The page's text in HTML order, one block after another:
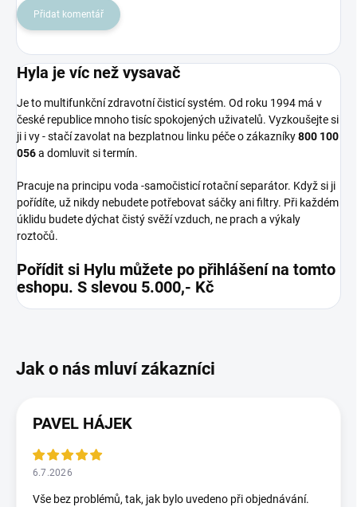
Přidat komentář
Hyla je víc než vysavač
Je to multifunkční zdravotní čisticí systém. Od roku 1994 má v
české republice mnoho tisíc spokojených uživatelů. Vyzkoušejte si
ji i vy - stačí zavolat na bezplatnou linku péče o zákazníky800 100
056a domluvit si termín.
Pracuje na principu voda -samočisticí rotační separátor. Když si ji
pořídíte, už nikdy nebudete potřebovat sáčky ani filtry. Při každém
úklidu budete dýchat čistý svěží vzduch, ne prach a výkaly
roztočů.
Pořídit si Hylu můžete po přihlášení na tomto
eshopu. S slevou 5.000,- Kč
PAVEL HÁJEK
6.7.2026
Vše bez problémů, tak, jak bylo uvedeno při objednávání.